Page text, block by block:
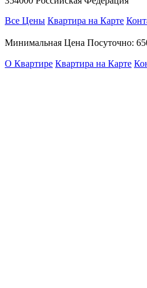
Все Цены Квартира на Карте
Минимальная Цена Посуточно:
О Квартире Квартира на Карте